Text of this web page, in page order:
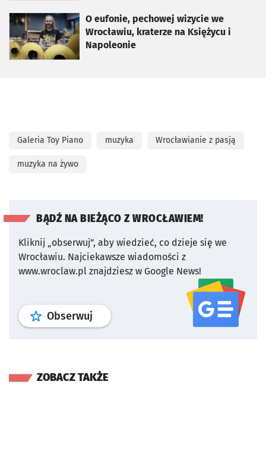
O eufonie, pechowej wizycie we
Wrocławiu, kraterze na Księżycu i
Napoleonie
otworzy się w nowej karcie
Galeria Toy Piano muzyka Wrocławianie z pasją
muzyka na żywo
BĄDŹ NA BIEŻĄCO Z WROCŁAWIEM!
Kliknij „obserwuj”, aby wiedzieć, co dzieje się we
Wrocławiu. Najciekawsze wiadomości z
www.wroclaw.pl znajdziesz w Google News!
Obserwuj profil serwisu
ZOBACZ TAKŻE